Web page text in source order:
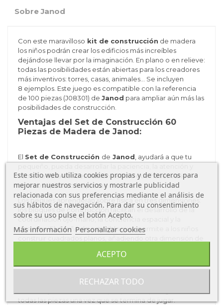
Sobre Janod
Con este maravilloso kit de construcción de madera
los niños podrán crear los edificios más increíbles
dejándose llevar por la imaginación. En plano o en relieve:
todas las posibilidades están abiertas para los creadores
más inventivos: torres, casas, animales… Se incluyen
8 ejemplos. Este juego es compatible con la referencia
de 100 piezas (J08301) de Janod para ampliar aún más las
posibilidades de construcción.
Ventajas del Set de Construcción 60
Piezas de Madera de Janod:
El Set de Construcción de Janod, ayudará a que tu
sobre todo la concentración, tendrá que hacer varios
intentos apilando las piezas.
Los peques aprenderán sobre física en tres dimensiones:
los bloques de construcción facilitan el desarrollo de la
coordinación ojo-mano, la conciencia espacial y la
destreza. El diseño de estos bloques permite a los niños
la construcción visual espacial. Incluye un
contenedor de transporte de cartón sólido con tapa
todas las piezas una vez que se termina de jugar.
Este sitio web utiliza cookies propias y de terceros para
mejorar nuestros servicios y mostrarle publicidad
relacionada con sus preferencias mediante el análisis de
sus hábitos de navegación. Para dar su consentimiento
sobre su uso pulse el botón Acepto.
Más información Personalizar cookies
RECHAZAR TODO
ACEPTO